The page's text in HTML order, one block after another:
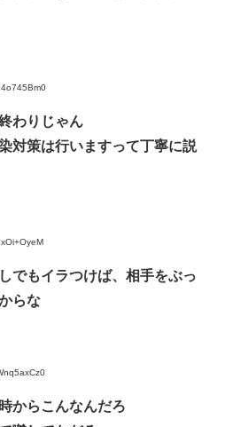
わりじゃん
対策は行いますって丁寧に説
でもイラつけば、相手をぶっ
らな
からこんなんだろ